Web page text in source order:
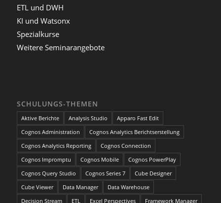
ETL und DWH
KI und Watsonx
Spezialkurse
Weitere Seminarangebote
SCHULUNGS-THEMEN
Aktive Berichte Analysis Studio
Apparo Fast Edit
Cognos Administration
Cognos Analytics Berichtserstellung
Cognos Analytics Reporting
Cognos Connection
Cognos Impromptu
Cognos Mobile
Cognos PowerPlay
Cognos Query Studio
Cognos Series 7
Cube Designer
Cube Viewer
Data Manager
Data Warehouse
Decision Stream
ETL Excel Perspectives Framework Manager